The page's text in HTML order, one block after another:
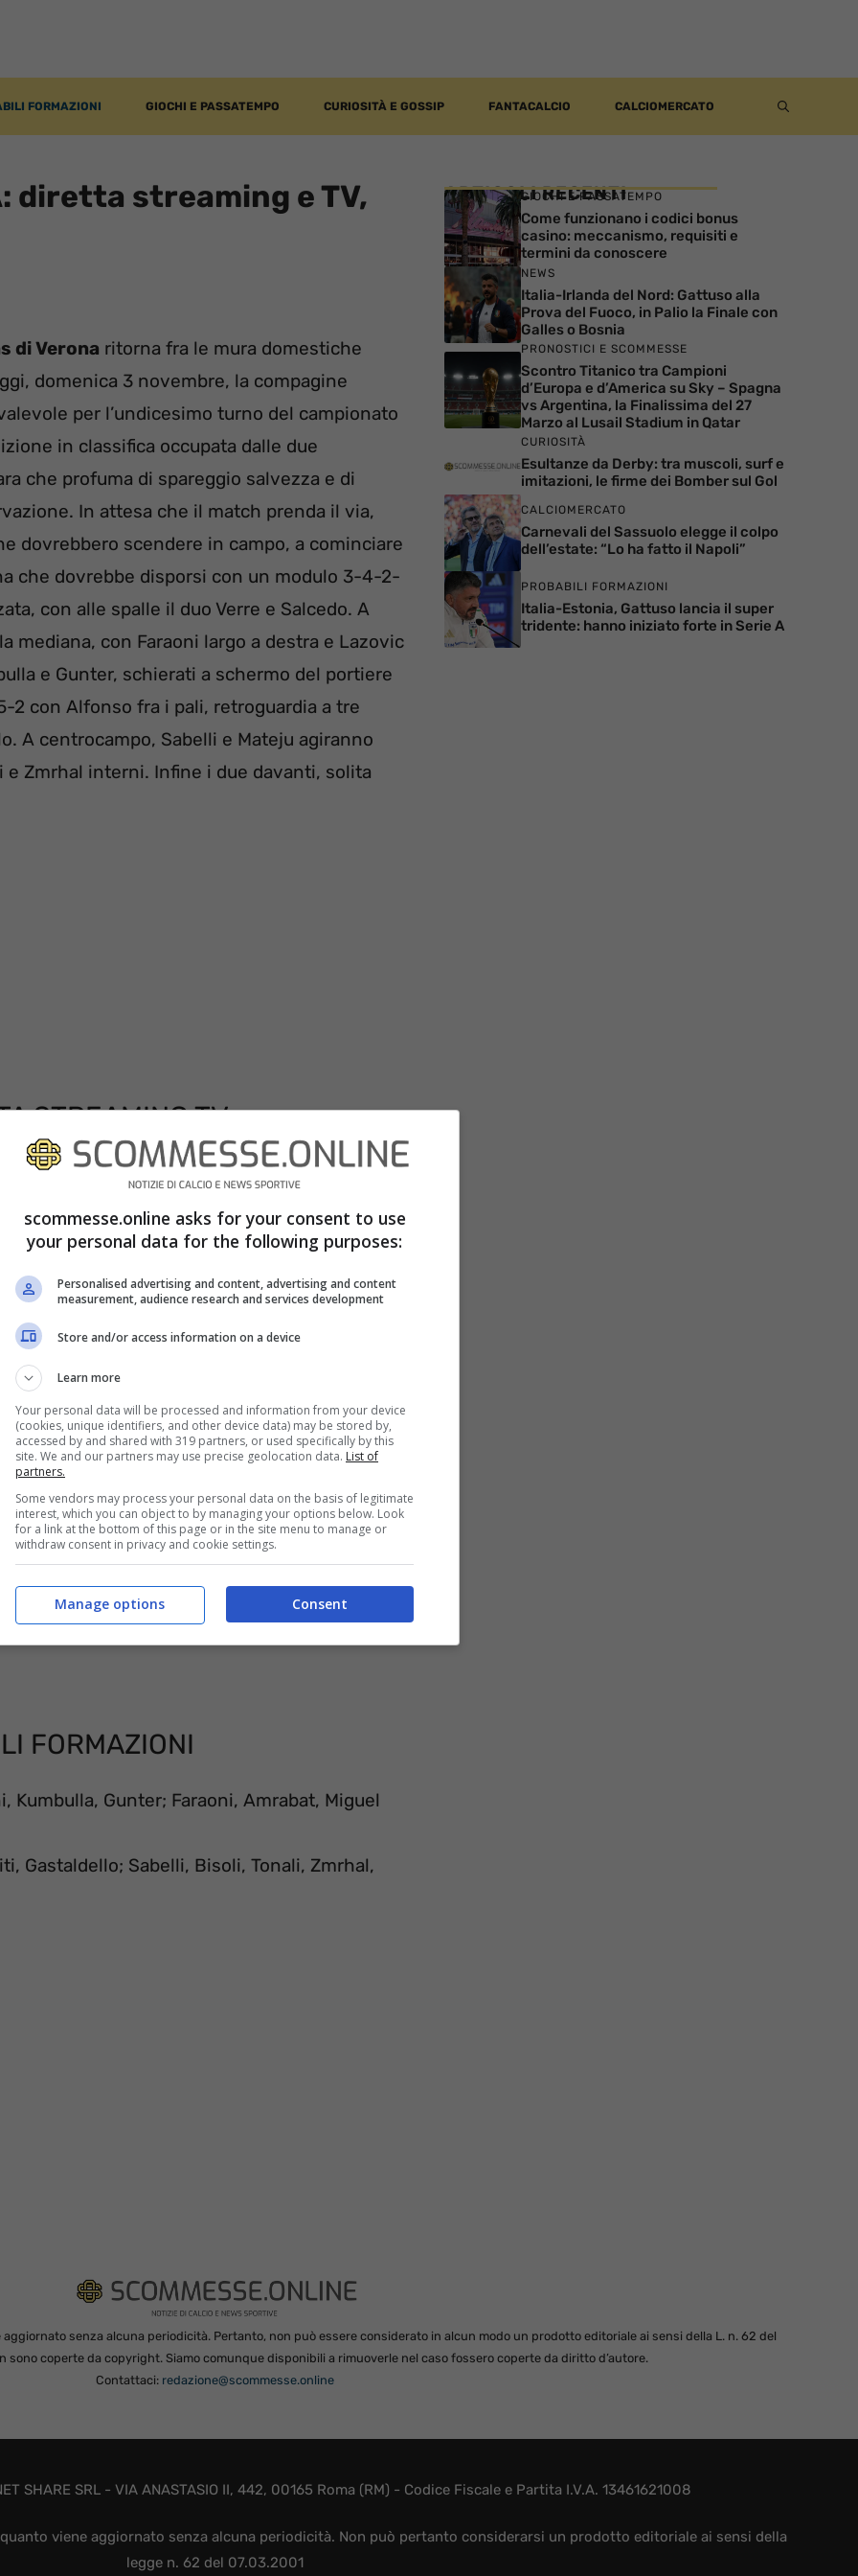
FORMAZIONI GIOCHI E PASSATEMPO CURIOSITÀ E GOSSIP FANTACALCIO CALCIOMERCATO
diretta streaming e TV,
di Verona ritorna fra le mura domestiche
domenica 3 novembre, la compagine
per l’undicesimo turno del campionato
in classifica occupata dalle due
che profuma di spareggio salvezza e di
In attesa che il match prenda il via,
dovrebbero scendere in campo, a cominciare
che dovrebbe disporsi con un modulo 3-4-2-
con alle spalle il duo Verre e Salcedo. A
mediana, con Faraoni largo a destra e Lazovic
e Gunter, schierati a schermo del portiere
con Alfonso fra i pali, retroguardia a tre
A centrocampo, Sabelli e Mateju agiranno
Zmrhal interni. Infine i due davanti, solita
STREAMING TV
ore 15:00 di oggi sarà visibile solo ed
la diretta tv. Per vedere la sfida dello
di un abbonamento valido all’emittente
Sarà inoltre possibile la visione in
Go, riservata sempre ai soli abbonati, e
potrete gustarvi l’incontro
tablet o smartphone. Infine vi ricordiamo
dell’universo Sky che necessita di un
FORMAZIONI
Kumbulla, Gunter; Faraoni, Amrabat, Miguel
Gastaldello; Sabelli, Bisoli, Tonali, Zmrhal,
ARTICOLI RECENTI
GIOCHI E PASSATEMPO
Come funzionano i codici bonus
casino: meccanismo, requisiti e
termini da conoscere
NEWS
Italia-Irlanda del Nord: Gattuso alla
Prova del Fuoco, in Palio la Finale con
Galles o Bosnia
PRONOSTICI E SCOMMESSE
Scontro Titanico tra Campioni
d’Europa e d’America su Sky – Spagna
vs Argentina, la Finalissima del 27
Marzo al Lusail Stadium in Qatar
CURIOSITÀ
Esultanze da Derby: tra muscoli, surf e
imitazioni, le firme dei Bomber sul Gol
CALCIOMERCATO
Carnevali del Sassuolo elegge il colpo
dell’estate: “Lo ha fatto il Napoli”
PROBABILI FORMAZIONI
Italia-Estonia, Gattuso lancia il super
tridente: hanno iniziato forte in Serie A
senza alcuna periodicità. Pertanto, non può essere considerato in alcun modo un prodotto editoriale ai sensi della L. n. 62 del
sono coperte da copyright. Siamo comunque disponibili a rimuoverle nel caso fossero coperte da diritto d’autore.
Contattaci: redazione@scommesse.online
SHARE SRL - VIA ANASTASIO II, 442, 00165 Roma (RM) - Codice Fiscale e Partita I.V.A. 13461621008
viene aggiornato senza alcuna periodicità. Non può pertanto considerarsi un prodotto editoriale ai sensi della
legge n. 62 del 07.03.2001
scommesse.online asks for your consent to use
your personal data for the following purposes:
Personalised advertising and content, advertising and content
measurement, audience research and services development
Store and/or access information on a device
Learn more
Your personal data will be processed and information from your device
(cookies, unique identifiers, and other device data) may be stored by,
accessed by and shared with 319 partners, or used specifically by this
site. We and our partners may use precise geolocation data. List of
partners.
Some vendors may process your personal data on the basis of legitimate
interest, which you can object to by managing your options below. Look
for a link at the bottom of this page or in the site menu to manage or
withdraw consent in privacy and cookie settings.
Consent
Manage options